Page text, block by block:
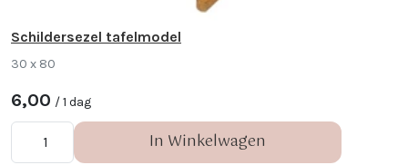
Schildersezel tafelmodel
30 x 80
6,00 / 1 dag
In Winkelwagen